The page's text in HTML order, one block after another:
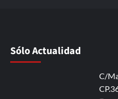
Sólo Actualidad
C/